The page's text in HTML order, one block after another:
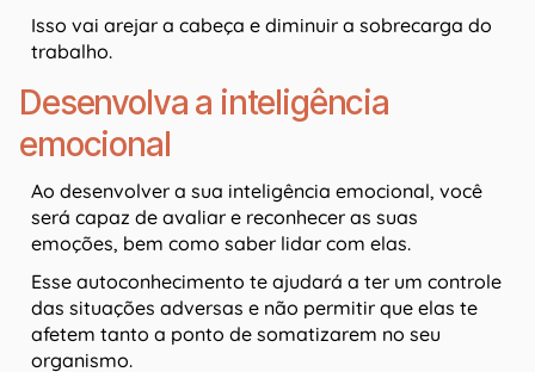
Isso vai arejar a cabeça e diminuir a sobrecarga do
trabalho.
Desenvolva a inteligência
emocional
Ao desenvolver a sua inteligência emocional, você
será capaz de avaliar e reconhecer as suas
emoções, bem como saber lidar com elas.
Esse autoconhecimento te ajudará a ter um controle
das situações adversas e não permitir que elas te
afetem tanto a ponto de somatizarem no seu
organismo.